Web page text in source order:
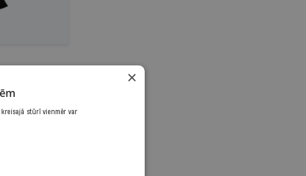
×
stūrī vienmēr var